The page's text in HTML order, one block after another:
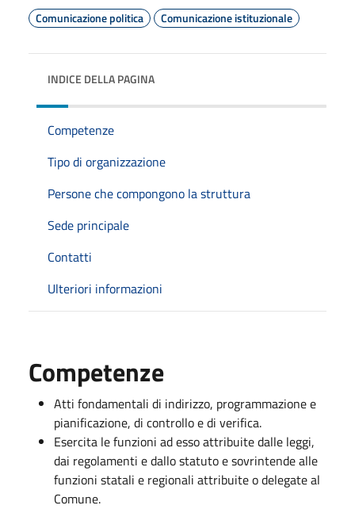
Comunicazione politica
Comunicazione istituzionale
INDICE DELLA PAGINA
Competenze
Tipo di organizzazione
Persone che compongono la struttura
Sede principale
Contatti
Ulteriori informazioni
Competenze
Atti fondamentali di indirizzo, programmazione e
pianificazione, di controllo e di verifica.
Esercita le funzioni ad esso attribuite dalle leggi,
dai regolamenti e dallo statuto e sovrintende alle
funzioni statali e regionali attribuite o delegate al
Comune.